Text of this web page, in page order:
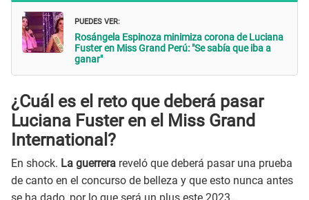
PUEDES VER:
Rosángela Espinoza minimiza corona de Luciana
Fuster en Miss Grand Perú: "Se sabía que iba a
ganar"
¿Cuál es el reto que deberá pasar
Luciana Fuster en el Miss Grand
International?
En shock. La guerrera reveló que deberá pasar una prueba
de canto en el concurso de belleza y que esto nunca antes